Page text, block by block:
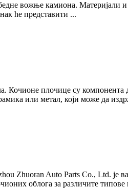
вожње камиона. Материјали
ће представити ...
Кочионе плочице су
или метал, који може да
Zhuoran Auto Parts Co., Ltd.
облога за различите типове